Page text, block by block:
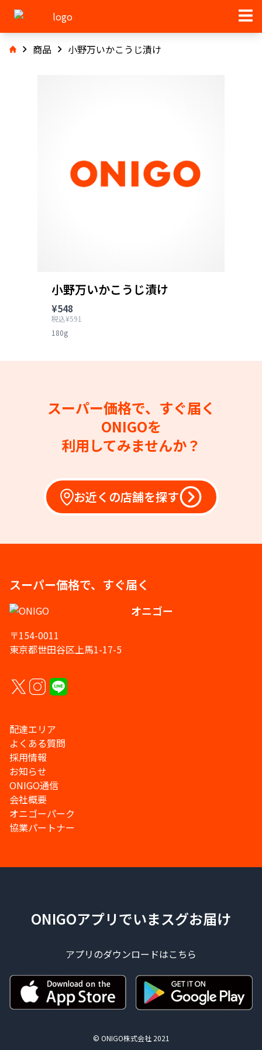
商品 小野万いかこうじ漬け
小野万いかこうじ漬け
¥548
税込¥591
180g
スーパー価格で、すぐ届く
ONIGOを
利用してみませんか？
お近くの店舗を探す
スーパー価格で、すぐ届く
オニゴー
〒154-0011
東京都世田谷区上馬1-17-5
配達エリア
よくある質問
採用情報
お知らせ
ONIGO通信
会社概要
オニゴーパーク
協業パートナー
ONIGOアプリでいまスグお届け
アプリのダウンロードはこちら
© ONIGO株式会社 2021